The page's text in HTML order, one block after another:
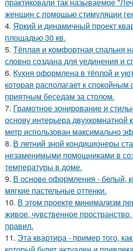
женщин с помощью стимуляции
4. Яркий и динамичный проект
площадью 30 кв.
5. Тёплая и комфортная спальня
словно создана для уединения и
6. Кухня оформлена в тёплой и
которая располагает к
приятным беседам за столом.
7. Грамотное зонирование и
основу интерьера двухкомнатной
метр использован максимально
8. В летний зной кондиционеры
незаменимыми помощниками в
температуры в доме.
9. В основе оформления - белый,
мягкие пастельные оттенки.
10. В этом проекте минимализм
живое, чувственное
правил.
11. Эта квартира - пример того,